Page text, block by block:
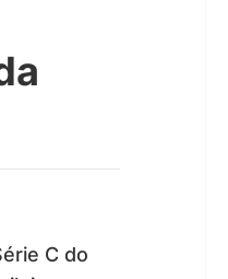
C do